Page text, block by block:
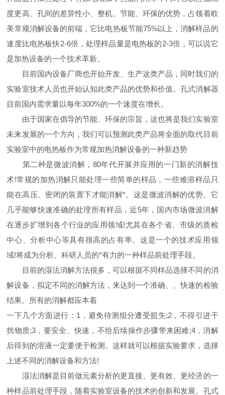
度更高、孔间的差异性小、整机、节能、环保的优势，占领着欧
美常规消解设备的前端，它比电热板节能75%以上，消解样品的
速度比电热板快2-6倍，处理样品量是电热板的2-3倍，可以说它
是加热设备的一个技术革新。
目前国内设备厂商也开始开发、生产这类产品，同时我们的
实验室技术人员也开始认知此类产品的优势和价值。孔式消解器
目前国内需求量以每年300%的一个速度在增长。
由于国家在倡导的节能、环保的宗旨，这也将是我们实验室
未来发展的一个方向，我们可以预测此类产品将全面的取代目前
实验室中的电热板作为常规加热消解设备的一种新趋势
第二种是微波消解，80年代开展并应用的一门新的消解技
术!常规的加热消解只能处理一些简单的样品，一些难溶样品只
能在高压、密闭的装置下才能消解*。这是微波消解的优势、它
几乎能够快速准确的处理所有样品，近5年，国内市场微波消解
在逐步扩增到各个行业的应用领域!尤其在各个省、市级的质检
中心、分析中心等具有很高的占有率。这是一个的技术应用领
域!将成为分析、科研人员的*有力的一种样品前处理手段。
目前的湿法消解方法很多，可以根据不同样品选择不同的消
解设备，拟定不同的消解方法，来达到一个准确、、快速的检验
结果。所有的消解都应本着
一下几个方面进行：1，避免待测组分遭受损失;2，不得引进干
扰物质;3，要安全、快速，不给后续操作步骤带来困难;4，消解
后得到的溶液一定要便于检测。这样就可以根据实验要求，选择
上述不同的消解设备和方法!
湿法消解是目前做元素分析的更直接、更有效、更经济的一
种样品前处理手段，随着实验室设备的技术的创新和发展。孔式